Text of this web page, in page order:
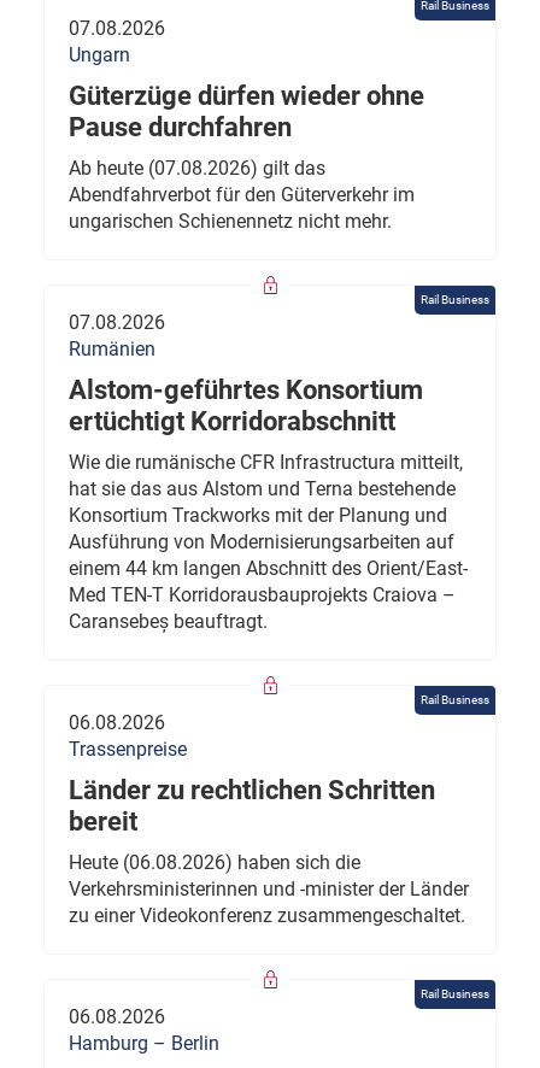
Rail Business
07.08.2026
Ungarn
Güterzüge dürfen wieder ohne
Pause durchfahren
Ab heute (07.08.2026) gilt das
Abendfahrverbot für den Güterverkehr im
ungarischen Schienennetz nicht mehr.
Rail Business
07.08.2026
Rumänien
Alstom-geführtes Konsortium
ertüchtigt Korridorabschnitt
Wie die rumänische CFR Infrastructura mitteilt,
hat sie das aus Alstom und Terna bestehende
Konsortium Trackworks mit der Planung und
Ausführung von Modernisierungsarbeiten auf
einem 44 km langen Abschnitt des Orient/East-
Med TEN-T Korridorausbauprojekts Craiova –
Caransebeș beauftragt.
Rail Business
06.08.2026
Trassenpreise
Länder zu rechtlichen Schritten
bereit
Heute (06.08.2026) haben sich die
Verkehrsministerinnen und -minister der Länder
zu einer Videokonferenz zusammengeschaltet.
Rail Business
06.08.2026
Hamburg – Berlin